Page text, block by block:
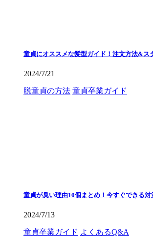
童貞にオススメな髪型ガイド！注文方法&ス
2024/7/21
脱童貞の方法 童貞卒業ガイド
童貞が臭い理由10個まとめ！今すぐできる対
2024/7/13
童貞卒業ガイド よくあるQ&A